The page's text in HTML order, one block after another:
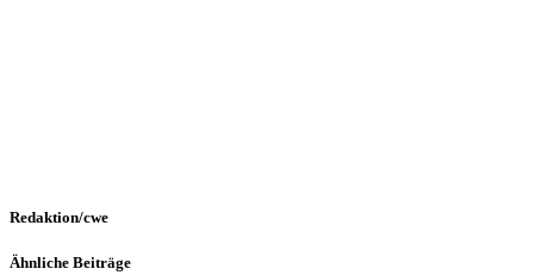
Redaktion/cwe
Ähnliche Beiträge